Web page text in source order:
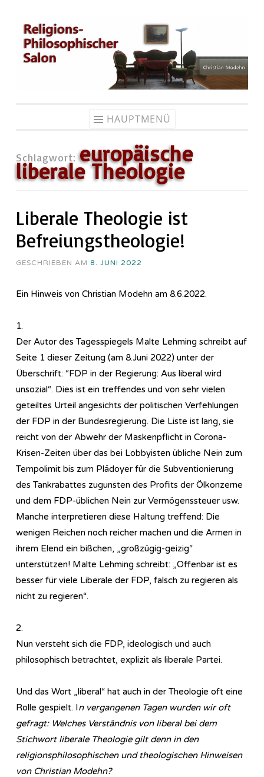
Zum
Inhalt
springen
HAUPTMENÜ
Schlagwort:europäische
liberale Theologie
Liberale Theologie ist
Befreiungstheologie!
GESCHRIEBEN AM 8. JUNI 2022
Ein Hinweis von Christian Modehn am 8.6.2022.
1.
Der Autor des Tagesspiegels Malte Lehming schreibt auf
Seite 1 dieser Zeitung (am 8.Juni 2022) unter der
Überschrift: “FDP in der Regierung: Aus liberal wird
unsozial“. Dies ist ein treffendes und von sehr vielen
geteiltes Urteil angesichts der politischen Verfehlungen
der FDP in der Bundesregierung. Die Liste ist lang, sie
reicht von der Abwehr der Maskenpflicht in Corona-
Krisen-Zeiten über das bei Lobbyisten übliche Nein zum
Tempolimit bis zum Plädoyer für die Subventionierung
des Tankrabattes zugunsten des Profits der Ölkonzerne
und dem FDP-üblichen Nein zur Vermögenssteuer usw.
Manche interpretieren diese Haltung treffend: Die
wenigen Reichen noch reicher machen und die Armen in
ihrem Elend ein bißchen, „großzügig-geizig“
unterstützen! Malte Lehming schreibt: „Offenbar ist es
besser für viele Liberale der FDP, falsch zu regieren als
nicht zu regieren“.
2.
Nun versteht sich die FDP, ideologisch und auch
philosophisch betrachtet, explizit als liberale Partei.
Und das Wort „liberal“ hat auch in der Theologie oft eine
Rolle gespielt. In vergangenen Tagen wurden wir oft
gefragt: Welches Verständnis von liberal bei dem
Stichwort liberale Theologie gilt denn in den
religionsphilosophischen und theologischen Hinweisen
von Christian Modehn?